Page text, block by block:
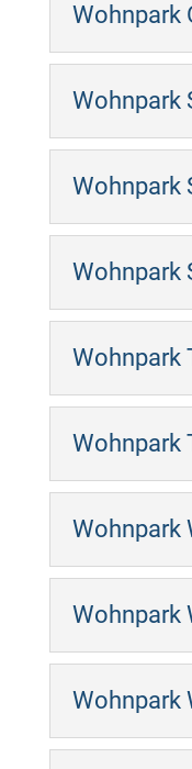
Wohnpark
Wohnpark
Wohnpark
Wohnpark
Wohnpark
Wohnpark
Wohnpark
Wohnpark
Wohnpark